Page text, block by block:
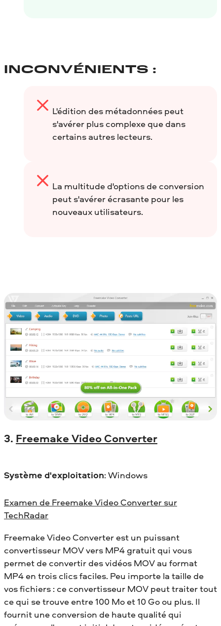
INCONVÉNIENTS :
L'édition des métadonnées peut
s'avérer plus complexe que dans
certains autres lecteurs.
La multitude d'options de conversion
peut s'avérer écrasante pour les
nouveaux utilisateurs.
3. Freemake Video Converter
Système d'exploitation: Windows
Examen de Freemake Video Converter sur
TechRadar
Freemake Video Converter est un puissant
convertisseur MOV vers MP4 gratuit qui vous
permet de convertir des vidéos MOV au format
MP4 en trois clics faciles. Peu importe la taille de
vos fichiers : ce convertisseur MOV peut traiter tout
ce qui se trouve entre 100 Mo et 10 Go ou plus. Il
fournit une conversion de haute qualité qui